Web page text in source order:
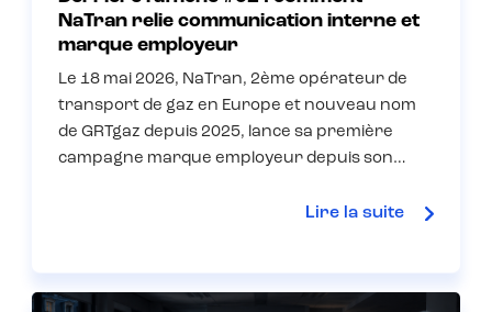
NaTran relie communication interne et
marque employeur
Le 18 mai 2026, NaTran, 2ème opérateur de
transport de gaz en Europe et nouveau nom
de GRTgaz depuis 2025, lance sa première
campagne marque employeur depuis son…
Lire la suite